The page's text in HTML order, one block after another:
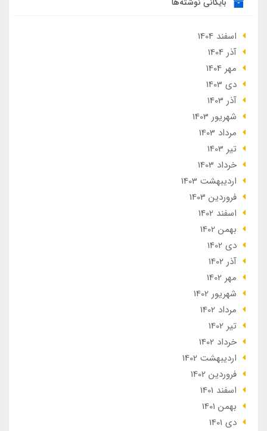
اسفند 1404
آذر 1404
مهر 1404
دی 1403
آذر 1403
شهریور 1403
مرداد 1403
تير 1403
خرداد 1403
ارديبهشت 1403
فروردین 1403
اسفند 1402
بهمن 1402
دی 1402
آذر 1402
مهر 1402
شهریور 1402
مرداد 1402
تير 1402
خرداد 1402
ارديبهشت 1402
فروردین 1402
اسفند 1401
بهمن 1401
دی 1401